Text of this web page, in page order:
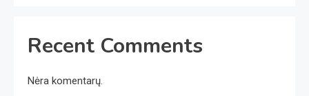
Recent Comments
Nėra komentarų.